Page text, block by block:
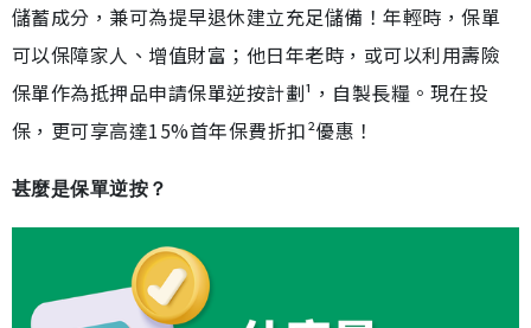
儲蓄成分，兼可為提早退休建立充足儲備！年輕時，保單
可以保障家人、增值財富；他日年老時，或可以利用壽險
保單作為抵押品申請保單逆按計劃¹，自製長糧。現在投
保，更可享高達15%首年保費折扣²優惠！
甚麼是保單逆按？